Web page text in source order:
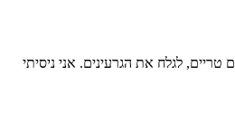
לגלח את הגרעינים. אני ניסיתי